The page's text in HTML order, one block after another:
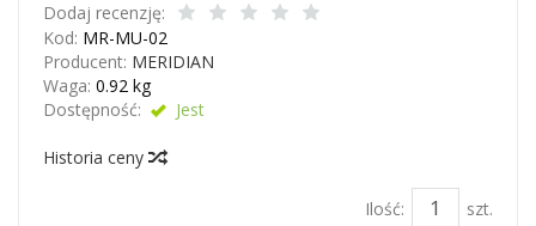
Dodaj recenzję:
Kod: MR-MU-02
Producent: MERIDIAN
Waga: 0.92 kg
Dostępność:
Jest
Historia ceny
Ilość:
szt.